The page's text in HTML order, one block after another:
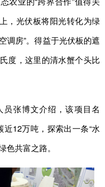
，光伏板将阳光转化为绿
调房”。得益于光伏板的遮
度，这里的清水蟹个头比
张博文介绍，该项目名
近12万吨，探索出一条“水
色共富之路。